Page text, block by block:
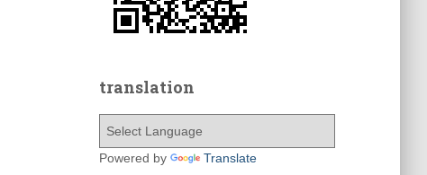
translation
Powered by Translate